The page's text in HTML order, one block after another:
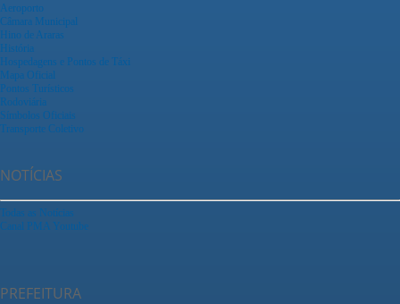
Aeroporto
Câmara Municipal
Hino de Araras
História
Hospedagens e Pontos de Táxi
Mapa Oficial
Pontos Turísticos
Rodoviária
Símbolos Oficiais
Transporte Coletivo
NOTÍCIAS
Todas as Notícias
Canal PMA Youtube
PREFEITURA